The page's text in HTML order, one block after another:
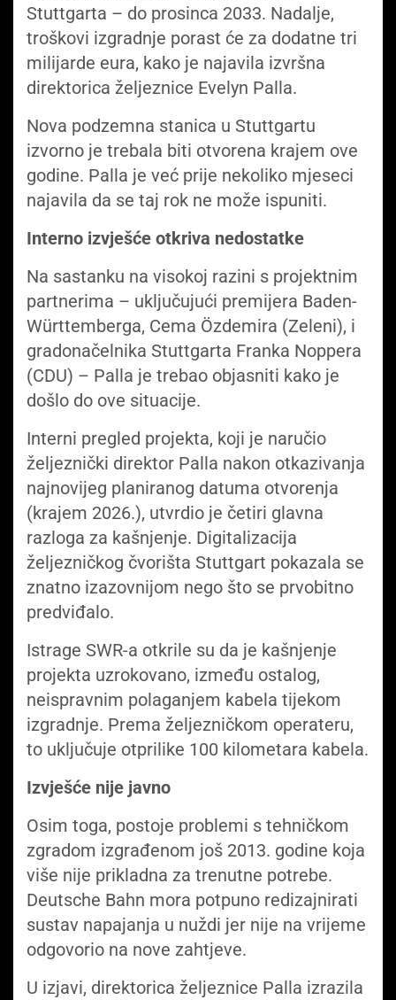
Stuttgarta – do prosinca 2033. Nadalje,
troškovi izgradnje porast će za dodatne tri
milijarde eura, kako je najavila izvršna
direktorica željeznice Evelyn Palla.
Nova podzemna stanica u Stuttgartu
izvorno je trebala biti otvorena krajem ove
godine. Palla je već prije nekoliko mjeseci
najavila da se taj rok ne može ispuniti.
Interno izvješće otkriva nedostatke
Na sastanku na visokoj razini s projektnim
partnerima – uključujući premijera Baden-
Württemberga, Cema Özdemira (Zeleni), i
gradonačelnika Stuttgarta Franka Noppera
(CDU) – Palla je trebao objasniti kako je
došlo do ove situacije.
Interni pregled projekta, koji je naručio
željeznički direktor Palla nakon otkazivanja
najnovijeg planiranog datuma otvorenja
(krajem 2026.), utvrdio je četiri glavna
razloga za kašnjenje. Digitalizacija
željezničkog čvorišta Stuttgart pokazala se
znatno izazovnijom nego što se prvobitno
predviđalo.
Istrage SWR-a otkrile su da je kašnjenje
projekta uzrokovano, između ostalog,
neispravnim polaganjem kabela tijekom
izgradnje. Prema željezničkom operateru,
to uključuje otprilike 100 kilometara kabela.
Izvješće nije javno
Osim toga, postoje problemi s tehničkom
zgradom izgrađenom još 2013. godine koja
više nije prikladna za trenutne potrebe.
Deutsche Bahn mora potpuno redizajnirati
sustav napajanja u nuždi jer nije na vrijeme
odgovorio na nove zahtjeve.
U izjavi, direktorica željeznice Palla izrazila